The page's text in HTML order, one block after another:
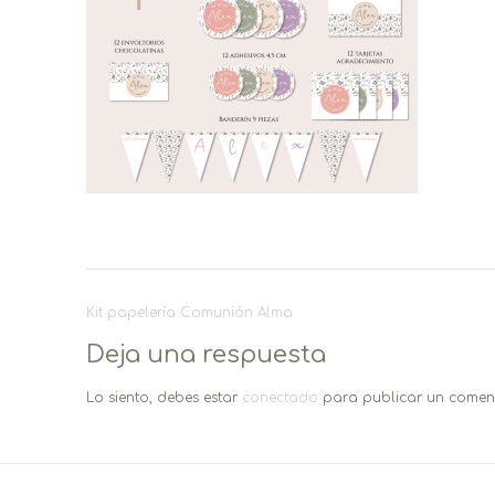
Navegación
entradas
Kit papelería Comunión Alma
Deja una respuesta
Lo siento, debes estar conectado para publicar un